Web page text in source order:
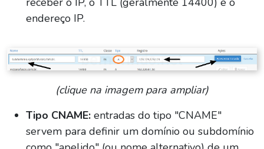
endereço IP.
(clique na imagem para ampliar)
Tipo CNAME: entradas do tipo "CNAME"
servem para definir um domínio ou subdomínio